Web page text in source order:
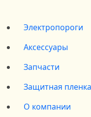
Электропороги
Аксессуары
Запчасти
Защитная пленка
О компании